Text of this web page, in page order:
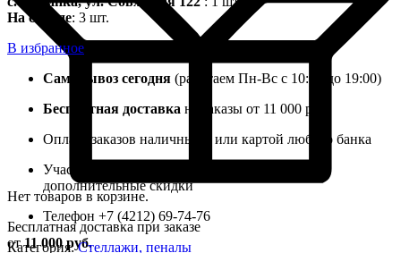
Нет товаров в корзине.
Бесплатная доставка при заказе
от11 000 руб.
На складе: 3 шт.
В избранное
Самовывоз сегодня (работаем Пн-Вс с 10:00 до 19:00)
Бесплатная доставка на заказы от 11 000 руб.
Оплата заказов наличными или картой любого банка
Участвуйте в бонусном клубе, получайте
дополнительные скидки
Телефон +7 (4212) 69-74-76
Категория: Стеллажи, пеналы